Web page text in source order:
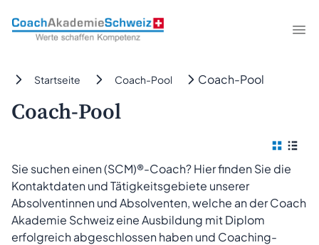
CoachAkademieSchweiz
Startseite Coach-Pool Coach-Pool
Coach-Pool
Sie suchen einen (SCM)®-Coach? Hier finden Sie die
Kontaktdaten und Tätigkeitsgebiete unserer
Absolventinnen und Absolventen, welche an der Coach
Akademie Schweiz eine Ausbildung mit Diplom
erfolgreich abgeschlossen haben und Coaching-